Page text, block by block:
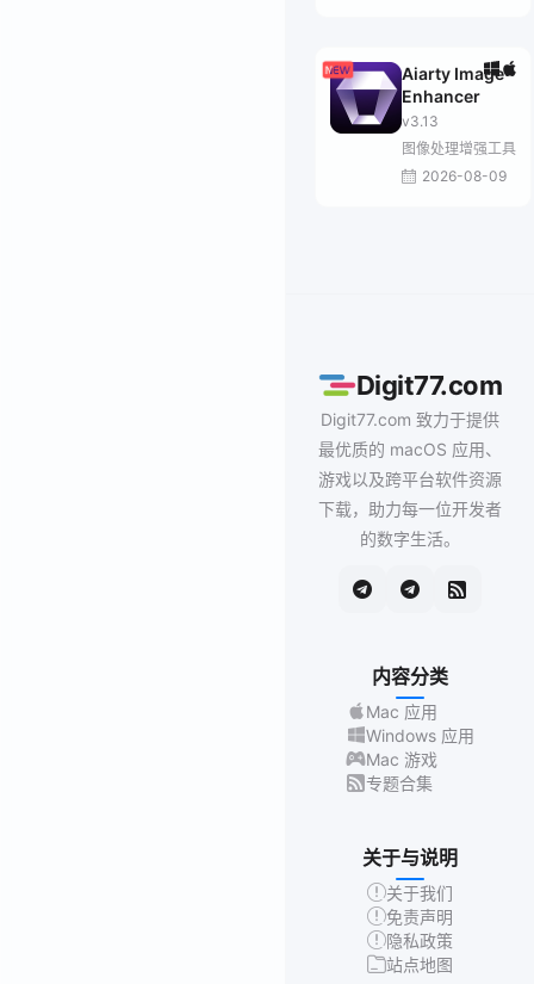
Aiarty Image
Enhancer
v3.13
图像处理增强工具
2026-08-09
Digit77.com
Digit77.com 致力于提供
最优质的 macOS 应用、
游戏以及跨平台软件资源
下载，助力每一位开发者
的数字生活。
内容分类
Mac 应用
Windows 应用
Mac 游戏
专题合集
关于与说明
关于我们
免责声明
隐私政策
站点地图